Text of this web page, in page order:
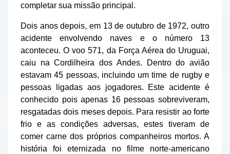
completar sua missão principal.
Dois anos depois, em 13 de outubro de 1972, outro
acidente envolvendo naves e o número 13
aconteceu. O voo 571, da Força Aérea do Uruguai,
caiu na Cordilheira dos Andes. Dentro do avião
estavam 45 pessoas, incluindo um time de rugby e
pessoas ligadas aos jogadores. Este acidente é
conhecido pois apenas 16 pessoas sobreviveram,
resgatadas dois meses depois. Para resistir ao forte
frio e as condições adversas, estes tiveram de
comer carne dos próprios companheiros mortos. A
história foi eternizada no filme norte-americano